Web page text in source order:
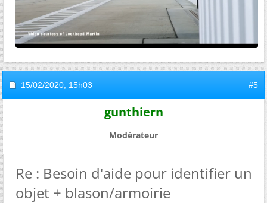
15/02/2020, 15h03 #5
gunthiern
Modérateur
Re : Besoin d'aide pour identifier un
objet + blason/armoirie